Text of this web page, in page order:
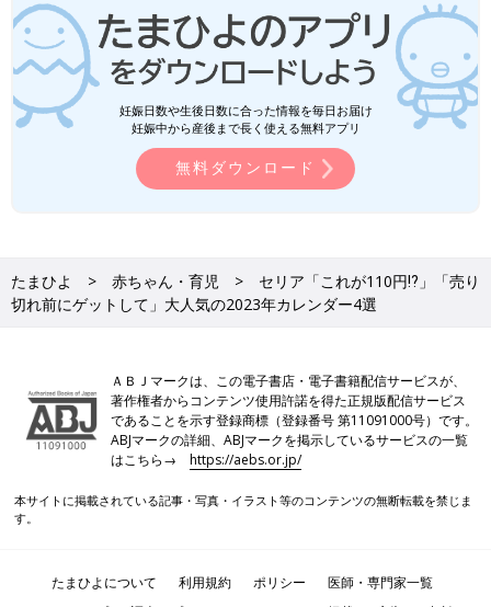
妊娠日数や生後日数に合った情報を毎日お届け
妊娠中から産後まで長く使える無料アプリ
無料ダウンロード
たまひよ 赤ちゃん・育児
セリア「これが110円⁉」「売り
切れ前にゲットして」大人気の2023年カレンダー4選
ＡＢＪマークは、この電子書店・電子書籍配信サービスが、
著作権者からコンテンツ使用許諾を得た正規版配信サービス
であることを示す登録商標（登録番号 第11091000号）です。
ABJマークの詳細、ABJマークを掲示しているサービスの一覧
はこちら→https://aebs.or.jp/
本サイトに掲載されている記事・写真・イラスト等のコンテンツの無断転載を禁じま
す。
たまひよについて 利用規約 ポリシー
医師・専門家一覧